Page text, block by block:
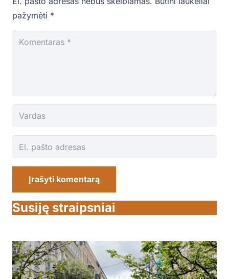
pažymėti *
Įrašyti komentarą
Susiję straipsniai